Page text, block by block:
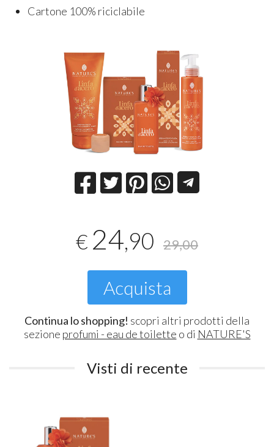
Cartone 100% riciclabile
€ 24,90 29,00
Acquista
Continua lo shopping! scopri altri prodotti della
sezione profumi - eau de toilette o di NATURE'S
Visti di recente